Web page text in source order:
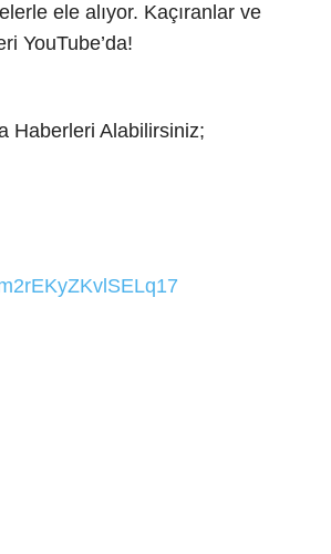
ele alıyor. Kaçıranlar ve
YouTube’da!
Haberleri Alabilirsiniz;